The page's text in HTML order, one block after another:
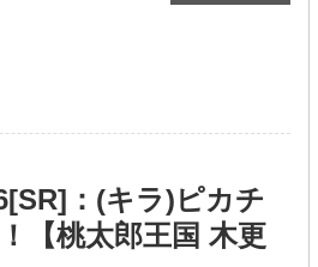
：(キラ)ピカチ
【桃太郎王国 木更